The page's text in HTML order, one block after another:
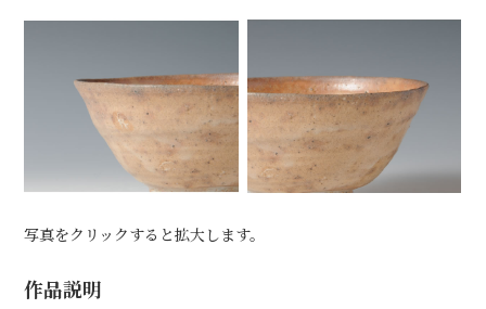
写真をクリックすると拡大します。
作品説明